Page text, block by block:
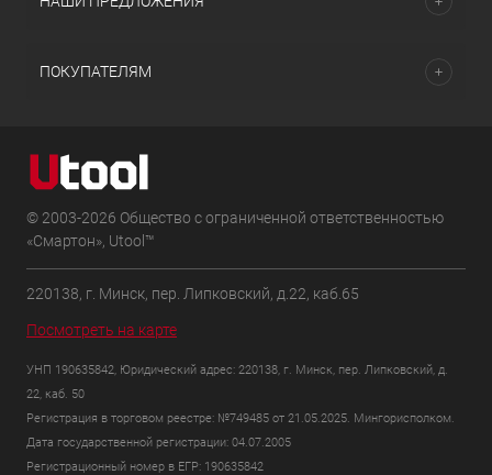
ПОКУПАТЕЛЯМ
© 2003-2026 Общество с ограниченной ответственностью
«Смартон», Utool™
220138, г. Минск, пер. Липковский, д.22, каб.65
Посмотреть на карте
УНП 190635842, Юридический адрес: 220138, г. Минск, пер. Липковский, д.
22, каб. 50
Регистрация в торговом реестре: №749485 от 21.05.2025. Мингорисполком.
Дата государственной регистрации: 04.07.2005
Регистрационный номер в ЕГР: 190635842